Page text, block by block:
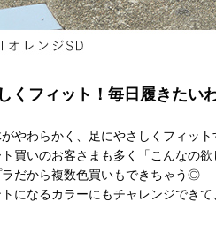
くフィット！毎日履きたい
やわらかく、足にやさしくフィッ
ト買いのお客さまも多く「こんなの
ラだから複数色買いもできちゃう◎
になるカラーにもチャレンジでき